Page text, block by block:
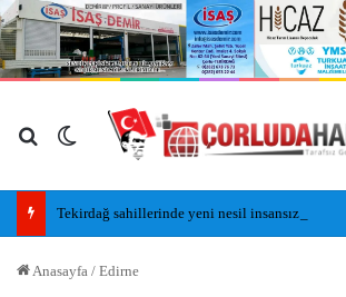
Arama yap ...
Dış görünümü değiştir
Anasayfa / Edirne